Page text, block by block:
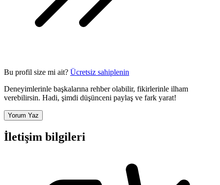
Bu profil size mi ait? Ücretsiz sahiplenin
Deneyimlerinle başkalarına rehber olabilir, fikirlerinle ilham
verebilirsin. Hadi, şimdi düşünceni paylaş ve fark yarat!
Yorum Yaz
İletişim bilgileri